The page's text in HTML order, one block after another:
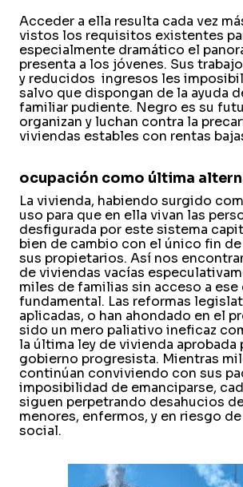
Acceder a ella resulta cada vez
vistos los requisitos existentes
especialmente dramático el
presenta a los jóvenes. Sus
y reducidos ingresos les
salvo que dispongan de la ayuda
familiar pudiente. Negro es su
organizan y luchan contra la
viviendas estables con rentas
ocupación como última
La vivienda, habiendo surgido
uso para que en ella vivan las
desfigurada por este sistema
bien de cambio con el único fin
sus propietarios. Así nos
de viviendas vacías
miles de familias sin acceso a ese
fundamental. Las reformas
aplicadas, o han ahondado en el
sido un mero paliativo ineficaz
la última ley de vivienda aprobada
gobierno progresista. Mientras
continúan conviviendo con sus
imposibilidad de emanciparse,
siguen perpetrando desahucios
menores, enfermos, y en riesgo
social.